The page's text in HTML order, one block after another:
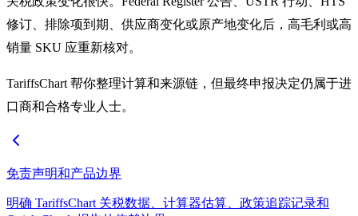
修订、排除项到期、供应商变化或原产地变化后，高毛利或高
销量 SKU 应重新核对。
TariffsChart 帮你整理计算和来源链，但最终申报决定仍属于进
口商和合格专业人士。
免责声明和产品边界
明确 TariffsChart 关税数据、计算器估算、政策追踪记录和